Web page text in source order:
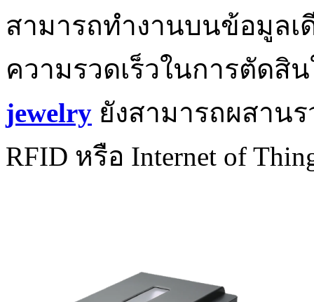
สามารถทำงานบนข้อมูล
ความรวดเร็วในการตัดสิ
jewelry ยังสามารถผสาน
RFID หรือ Internet of